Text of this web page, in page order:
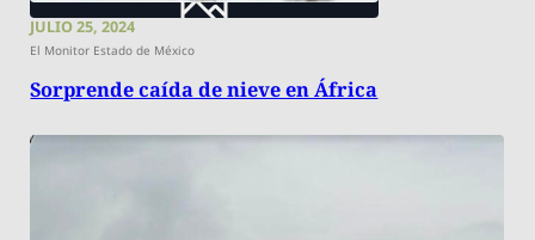
JULIO 25, 2024
El Monitor Estado de México
Sorprende caída de nieve en África